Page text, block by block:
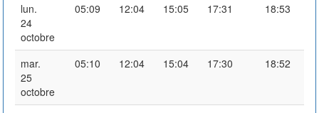
lun.
24
octobre
05:09 12:04 15:05 17:31 18:53
mar.
25
octobre
05:10 12:04 15:04 17:30 18:52